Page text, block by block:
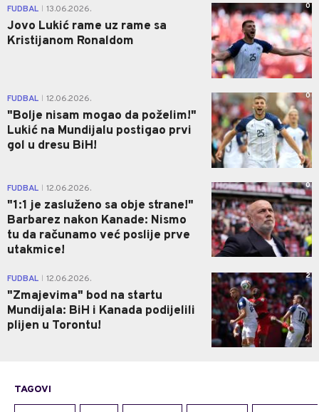
FUDBAL 13.06.2026.
Jovo Lukić rame uz rame sa
Kristijanom Ronaldom
0
FUDBAL 12.06.2026.
"Bolje nisam mogao da poželim!"
Lukić na Mundijalu postigao prvi
gol u dresu BiH!
0
FUDBAL 12.06.2026.
"1:1 je zasluženo sa obje strane!"
Barbarez nakon Kanade: Nismo
tu da računamo već poslije prve
utakmice!
0
FUDBAL 12.06.2026.
"Zmajevima" bod na startu
Mundijala: BiH i Kanada podijelili
plijen u Torontu!
2
TAGOVI